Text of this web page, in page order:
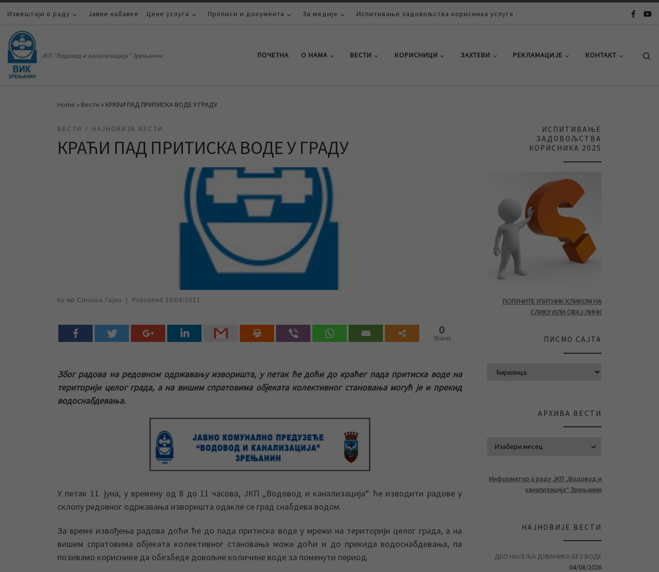
Skip to content
Извештаји о раду Јавне набавке Цене услуга Прописи и документа За медије Испитивање задовољства корисника услуга
ЈКП "Водовод и канализација" Зрењанин ПОЧЕТНА О НАМА ВЕСТИ КОРИСНИЦИ ЗАХТЕВИ РЕКЛАМАЦИЈЕ КОНТАКТ
Home » Вести » КРАЋИ ПАД ПРИТИСКА ВОДЕ У ГРАДУ
ВЕСТИ НАЈНОВИЈЕ ВЕСТИ
КРАЋИ ПАД ПРИТИСКА ВОДЕ У ГРАДУ
by мр Синиша Гајин Published 10/06/2021
0
Shares
Због радова на редовном одржавању изворишта, у петак ће доћи до краћег пада притиска воде на
територији целог града, а на вишим спратовима објеката колективног становања могућ је и прекид
водоснабдевања.
У петак 11. јуна, у времену од 8 до 11 часова, ЈКП „Водовод и канализација“ ће изводити радове у
склопу редовног одржавања изворишта одакле се град снабдева водом.
За време извођења радова доћи ће до пада притиска воде у мрежи на територији целог града, а на
вишим спратовима објеката колективног становања може доћи и до прекида водоснабдевања, па
позивамо кориснике да обезбеде довољне количине воде за поменути период.
ИСПИТИВАЊЕ
ЗАДОВОЉСТВА
КОРИСНИКА 2025
ПОПУНИТЕ УПИТНИК КЛИКОМ НА
СЛИКУ ИЛИ ОВАЈ ЛИНК
ПИСМО САЈТА
АРХИВА ВЕСТИ
Информатор о раду ЈКП „Водовод и
канализација“ Зрењанин
НАЈНОВИЈЕ ВЕСТИ
ДЕО НАСЕЉА ДУВАНИКА БЕЗ ВОДЕ
04/08/2026